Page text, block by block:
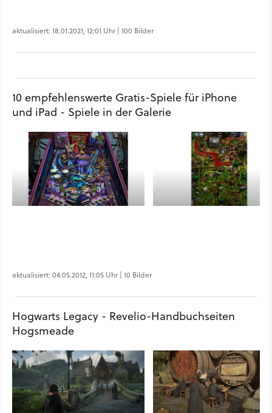
aktualisiert: 18.01.2021, 12:01 Uhr | 100 Bilder
10 empfehlenswerte Gratis-Spiele für iPhone
und iPad - Spiele in der Galerie
aktualisiert: 04.05.2012, 11:05 Uhr | 10 Bilder
Hogwarts Legacy - Revelio-Handbuchseiten
Hogsmeade